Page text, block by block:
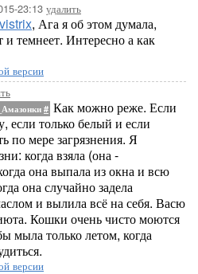
23:13 удалить
, Ага я об этом думала,
и темнеет. Интересно а как
версии
# Как можно реже. Если
если только белый и если
по мере загрязнения. Я
когда взяла (она -
она выпала из окна и всю
она случайно задела
и вылила всё на себя. Васю
Кошки очень чисто моются
мыла только летом, когда
версии